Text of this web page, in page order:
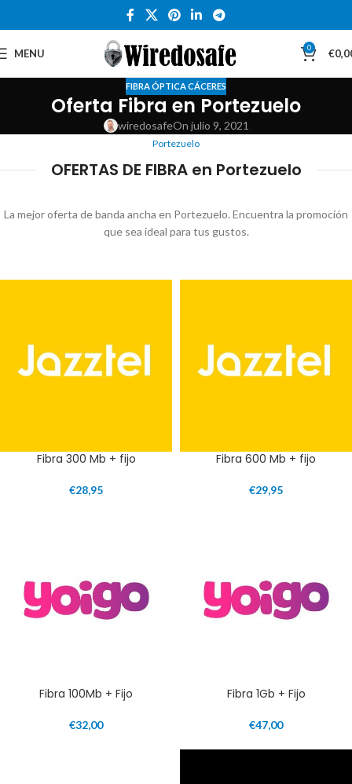
MENU 0 €
FIBRA ÓPTICA CÁCERES
Oferta Fibra en Portezuelo
wiredosafeOn julio 9, 2021
Portezuelo
OFERTAS DE FIBRA en Portezuelo
La mejor oferta de banda ancha en Portezuelo. Encuentra la promoción
que sea ideal para tus gustos.
Fibra 300 Mb + fijo
€28,95
Fibra 600 Mb + fijo
€29,95
Fibra 100Mb + Fijo
€32,00
Fibra 1Gb + Fijo
€47,00